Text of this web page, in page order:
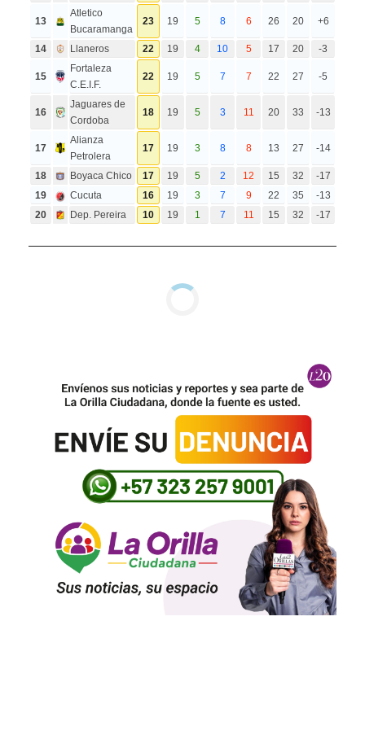
13
Atletico
Bucaramanga
23 19 5 8 6 26 20 +6
14 Llaneros 22 19 4 10 5 17 20 -3
15
Fortaleza
C.E.I.F.
22 19 5 7 7 22 27 -5
16
Jaguares de
Cordoba
18 19 5 3 11 20 33 -13
17
Alianza
Petrolera
17 19 3 8 8 13 27 -14
18 Boyaca Chico 17 19 5 2 12 15 32
-17
19
Cucuta 16 19 3 7 9 22 35
-13
20
Dep. Pereira 10 19 1 7 11 15 32 -17